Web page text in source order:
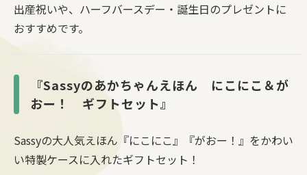
出産祝いや、ハーフバースデー・誕生日のプレゼントに
おすすめです。
『Sassyのあかちゃんえほん にこにこ＆が
おー！ ギフトセット』
Sassyの大人気えほん『にこにこ』『がおー！』をかわい
い特製ケースに入れたギフトセット！